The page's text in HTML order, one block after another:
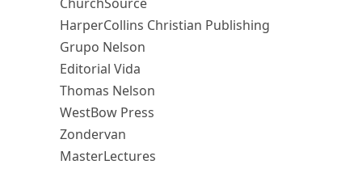
HarperCollins Christian Publishing
Grupo Nelson
Editorial Vida
Thomas Nelson
WestBow Press
Zondervan
MasterLectures